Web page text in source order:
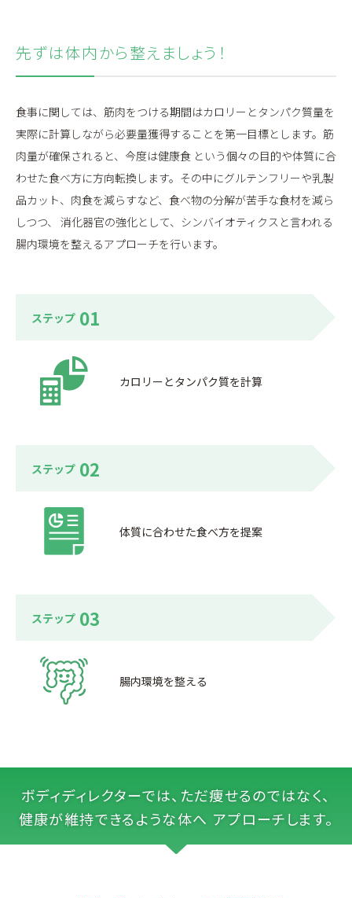
先ずは体内から整えましょう！
食事に関しては、筋肉をつける期間はカロリーとタンパク質量を
実際に計算しながら必要量獲得することを第一目標とします。筋
肉量が確保されると、今度は健康食 という個々の目的や体質に合
わせた食べ方に方向転換します。その中にグルテンフリーや乳製
品カット、肉食を減らすなど、食べ物の分解が苦手な食材を減ら
しつつ、 消化器官の強化として、シンバイオティクスと言われる
腸内環境を整えるアプローチを行います。
ステップ 01
カロリーとタンパク質を計算
ステップ 02
体質に合わせた食べ方を提案
ステップ 03
腸内環境を整える
ボディディレクターでは、ただ痩せるのではなく、
健康が維持できるような体へ アプローチします。